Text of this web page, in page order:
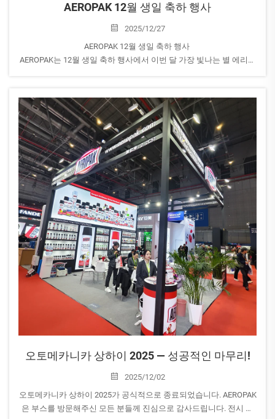
AEROPAK 12월 생일 축하 행사
2025/12/27
AEROPAK 12월 생일 축하 행사
AEROPAK는 12월 생일 축하 행사에서 이번 달 가장 빛나는 별 에리카
오토메카니카 상하이 2025 — 성공적인 마무리!
2025/12/02
오토메카니카 상하이 2025가 공식적으로 종료되었습니다. AEROPAK
은 부스를 방문해주신 모든 분들께 진심으로 감사드립니다. 전시 기